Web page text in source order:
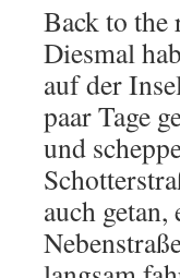
Back to the
Diesmal
auf der
paar Tage
und
auch